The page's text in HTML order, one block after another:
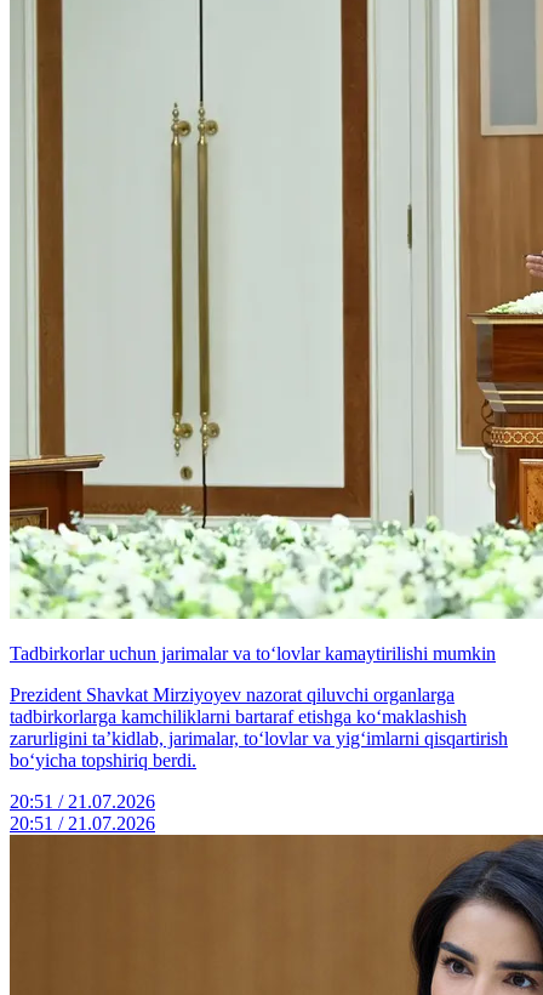
Tadbirkorlar uchun jarimalar va to‘lovlar kamaytirilishi mumkin
Prezident Shavkat Mirziyoyev nazorat qiluvchi organlarga
tadbirkorlarga kamchiliklarni bartaraf etishga ko‘maklashish
zarurligini ta’kidlab, jarimalar, to‘lovlar va yig‘imlarni qisqartirish
bo‘yicha topshiriq berdi.
20:51 / 21.07.2026
20:51 / 21.07.2026